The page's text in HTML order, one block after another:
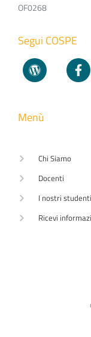
OF0268
Segui COSPE
Menù
Chi Siamo
Docenti
I nostri studenti
Ricevi